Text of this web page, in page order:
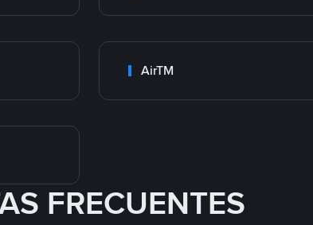
AirTM
FRECUENTES